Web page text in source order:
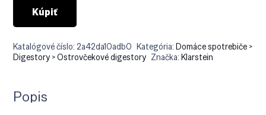
Kúpiť
Katalógové číslo:2a42da10adb0 Kategória:Domáce spotrebiče >
Digestory > Ostrovčekové digestory Značka:Klarstein
Popis